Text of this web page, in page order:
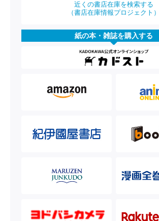
近くの書店在庫を検索する
（書店在庫情報プロジェクト）
紙の本・雑誌を購入する